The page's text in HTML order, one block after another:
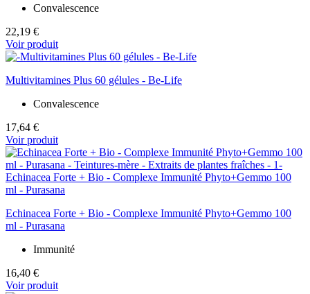
Convalescence
22,19 €
Voir produit
Multivitamines Plus 60 gélules - Be-Life
Convalescence
17,64 €
Voir produit
Echinacea Forte + Bio - Complexe Immunité Phyto+Gemmo 100
ml - Purasana
Immunité
16,40 €
Voir produit